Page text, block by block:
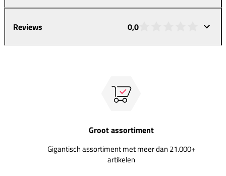
Reviews 0,0
Groot assortiment
Gigantisch assortiment met meer dan 21.000+
artikelen